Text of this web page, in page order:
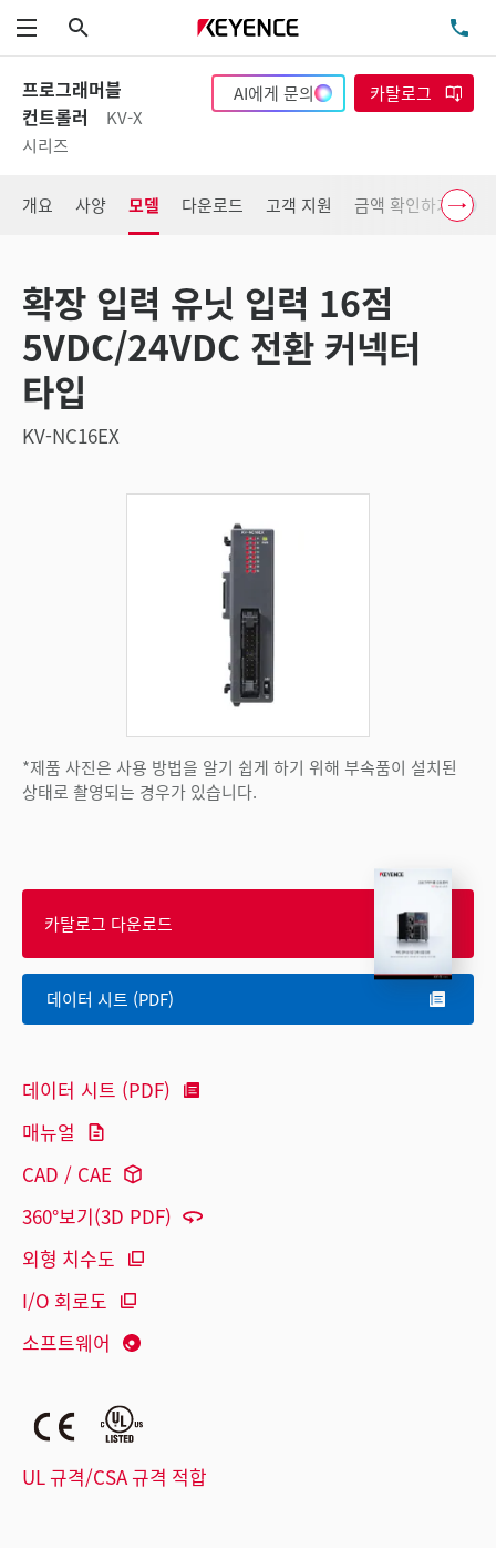
메뉴
프로그래머블
컨트롤러
KV-X
시리즈
AI에게 문의 카탈로그
개요 사양 모델 다운로드 고객 지원 금액 확인하기
확장 입력 유닛 입력 16점
5VDC/24VDC 전환 커넥터
타입
KV-NC16EX
*제품 사진은 사용 방법을 알기 쉽게 하기 위해 부속품이 설치된
상태로 촬영되는 경우가 있습니다.
카탈로그 다운로드
데이터 시트 (PDF)
데이터 시트 (PDF)
매뉴얼
CAD / CAE
360°보기(3D PDF)
외형 치수도
I/O 회로도
소프트웨어
UL 규격/CSA 규격 적합